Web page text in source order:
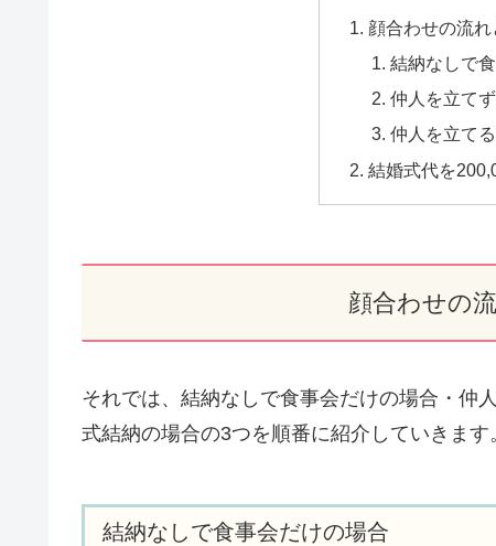
顔合わせの流
結納なしで
仲人を立て
仲人を立て
結婚式代を
顔合わせの
それでは、結納なしで食事会だけの場合・仲
式結納の場合の3つを順番に紹介していきます
結納なしで食事会だけの場合